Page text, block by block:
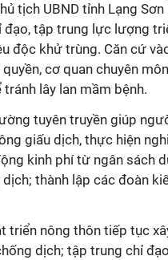
tịch UBND tỉnh Lạng
đạo, tập trung lực lượng
độc khử trùng. Căn cứ
cơ quan chuyên
lây lan mầm bệnh.
tuyên truyền giúp
giấu dịch, thực hiện
kinh phí từ ngân sách
thành lập các đoàn
triển nông thôn tiếp tục
dịch; tập trung chỉ